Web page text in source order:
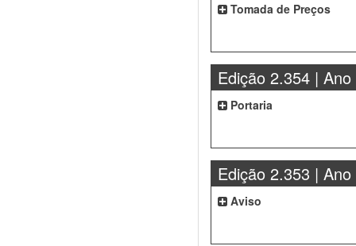
Tomada de Preços
Edição 2.354 | Ano
Portaria
Edição 2.353 | Ano
Aviso